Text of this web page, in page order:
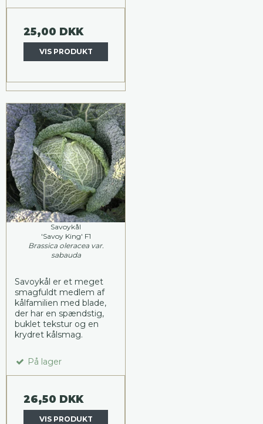
25,00 DKK
VIS PRODUKT
Savoykål
'Savoy King' F1
Brassica oleracea var.
sabauda
Savoykål er et meget
smagfuldt medlem af
kålfamilien med blade,
der har en spændstig,
buklet tekstur og en
krydret kålsmag.
På lager
26,50 DKK
VIS PRODUKT